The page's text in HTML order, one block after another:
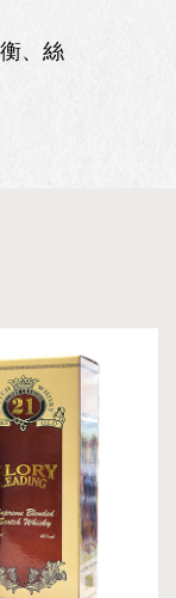
、絲